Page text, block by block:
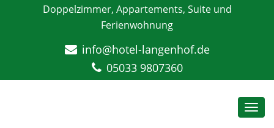
Doppelzimmer, Appartements, Suite und
Ferienwohnung
info@hotel-langenhof.de
05033 9807360